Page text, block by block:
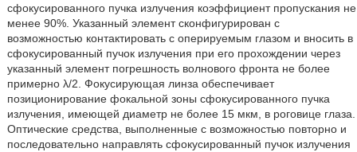
сфокусированного пучка излучения коэффициент пропускания не
менее 90%. Указанный элемент сконфигурирован с
возможностью контактировать с оперируемым глазом и вносить в
сфокусированный пучок излучения при его прохождении через
указанный элемент погрешность волнового фронта не более
примерно λ/2. Фокусирующая линза обеспечивает
позиционирование фокальной зоны сфокусированного пучка
излучения, имеющей диаметр не более 15 мкм, в роговице глаза.
Оптические средства, выполненные с возможностью повторно и
последовательно направлять сфокусированный пучок излучения